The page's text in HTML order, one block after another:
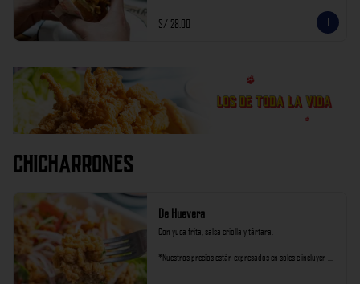
S/ 28.00
Chicharrones
De Huevera
Con yuca frita, salsa criolla y tártara.
*Nuestros precios están expresados en soles e incluyen